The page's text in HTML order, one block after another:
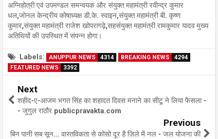
अग्निहोत्री एवं उपमण्डल समन्वयक और संयुक्त महामंत्री रवीन्द्र कुमार
धल,जोनल केन्द्रीय कोषाध्यक्ष डी.के. स्वाइन,संयुक्त महामंत्री बी. कृष्ण
कुमार,संयुक्त महामंत्री राजेश खोपरागढ़े,सहसंयुक्त महामंत्री रामकुमार यादव मुख्य
अतिथियों की उपस्थित में संपन्न होगा।
Labels: ANUPPUR NEWS 4314 BREAKING NEWS
4294
FEATURED NEWS
3392
Next
शहीद-ए-आजम भगत सिंह का शहादत दिवस मनाने का सीटू ने लिया फैसला -
- जुगुल राठौर publicpravakta.com
Previous
बिन पानी सब सून... वास्तविकता से कोसो दूर है ज़िले में नल - जल योजना की